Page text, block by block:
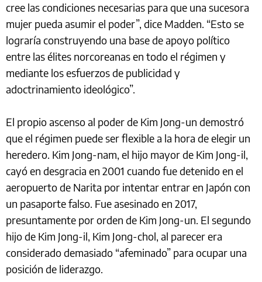
cree las condiciones necesarias para que una sucesora
mujer pueda asumir el poder”, dice Madden. “Esto se
lograría construyendo una base de apoyo político
entre las élites norcoreanas en todo el régimen y
mediante los esfuerzos de publicidad y
adoctrinamiento ideológico”.
El propio ascenso al poder de Kim Jong-un demostró
que el régimen puede ser flexible a la hora de elegir un
heredero. Kim Jong-nam, el hijo mayor de Kim Jong-il,
cayó en desgracia en 2001 cuando fue detenido en el
aeropuerto de Narita por intentar entrar en Japón con
un pasaporte falso. Fue asesinado en 2017,
presuntamente por orden de Kim Jong-un. El segundo
hijo de Kim Jong-il, Kim Jong-chol, al parecer era
considerado demasiado “afeminado” para ocupar una
posición de liderazgo.